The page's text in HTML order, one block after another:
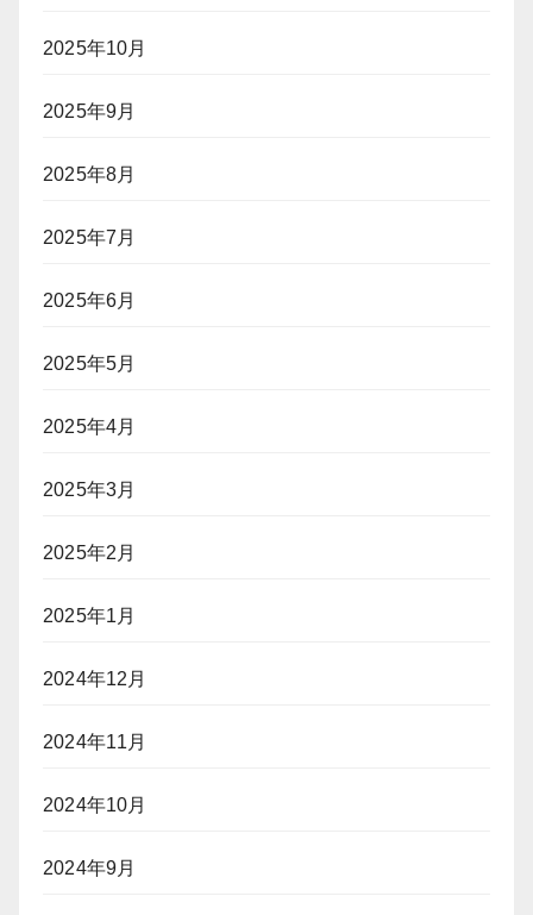
2025年10月
2025年9月
2025年8月
2025年7月
2025年6月
2025年5月
2025年4月
2025年3月
2025年2月
2025年1月
2024年12月
2024年11月
2024年10月
2024年9月